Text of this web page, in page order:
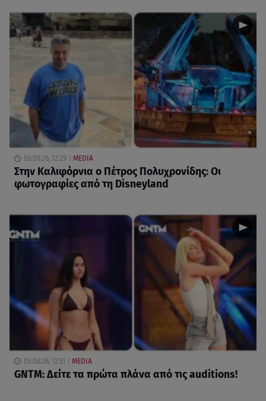
06.08.26, 12:29 MEDIA
Στην Καλιφόρνια ο Πέτρος Πολυχρονίδης: Οι
φωτογραφίες από τη Disneyland
05.08.26, 12:51 MEDIA
GNTM: Δείτε τα πρώτα πλάνα από τις auditions!